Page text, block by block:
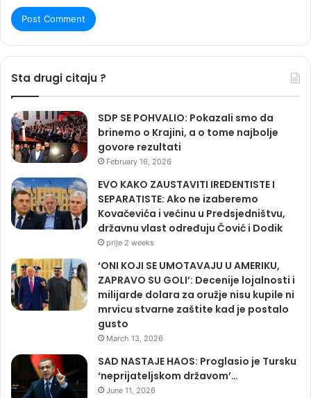
Sta drugi citaju ?
SDP SE POHVALIO: Pokazali smo da
brinemo o Krajini, a o tome najbolje
govore rezultati
February 16, 2026
EVO KAKO ZAUSTAVITI IREDENTISTE I
SEPARATISTE: Ako ne izaberemo
Kovačevića i većinu u Predsjedništvu,
državnu vlast određuju Čović i Dodik
prije 2 weeks
‘ONI KOJI SE UMOTAVAJU U AMERIKU,
ZAPRAVO SU GOLI’: Decenije lojalnosti i
milijarde dolara za oružje nisu kupile ni
mrvicu stvarne zaštite kad je postalo
gusto
March 13, 2026
SAD NASTAJE HAOS: Proglasio je Tursku
‘neprijateljskom državom’…
June 11, 2026